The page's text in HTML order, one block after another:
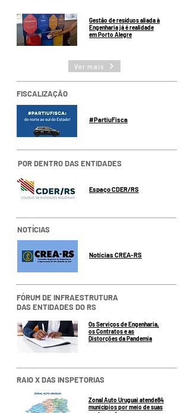
Gestão de resíduos aliada à
Engenharia já é realidade
em Porto Alegre
Ver mais
FISCALIZAÇÃO
#PartiuFisca
POR DENTRO DAS ENTIDADES
Espaço CDER/RS
NOTÍCIAS
Notícias CREA-RS
FÓRUM DE INFRAESTRUTURA
DAS ENTIDADES DO RS
Os Serviços de Engenharia,
os Contratos e as
Distorções da Pandemia
RAIO X DAS INSPETORIAS
Zonal Auto Uruguai atende84
municípios por meio de suas